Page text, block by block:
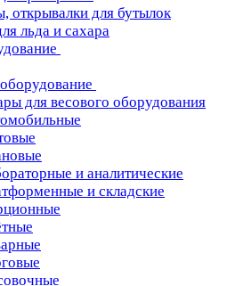
открывалки для бутылок
льда и сахара
для весового оборудования
и аналитические
и складские